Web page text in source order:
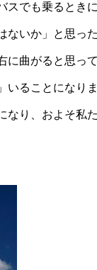
スでも乗るとき
ないか」と思っ
に曲がると思っ
いることになりま
なり、およそ私